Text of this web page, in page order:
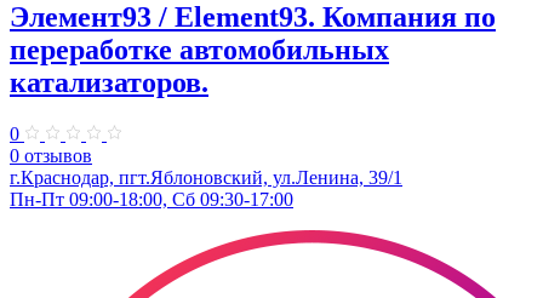
Элемент93 / Element93. Компания по
переработке автомобильных
катализаторов.
0
0 отзывов
г.Краснодар, пгт.Яблоновский, ул.Ленина, 39/1
Пн-Пт 09:00-18:00, Сб 09:30-17:00